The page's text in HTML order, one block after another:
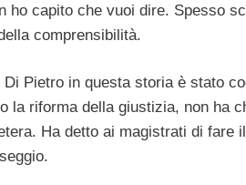
ho capito che vuoi dire. Spesso
comprensibilità.
Di Pietro in questa storia è stato
la riforma della giustizia, non ha
Ha detto ai magistrati di fare